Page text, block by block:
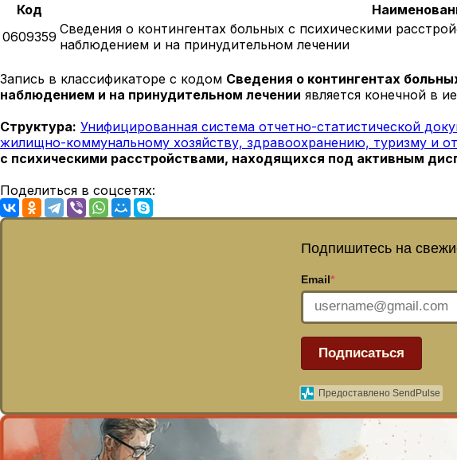
Код
0609359 Сведения о контингентах больных с психическими
наблюдением и на принудительном лечении
Запись в классификаторе с кодом Сведения о контингентах
наблюдением и на принудительном лечении является конечной в
Структура: Унифицированная система отчетно-статистической
жилищно-коммунальному хозяйству, здравоохранению, туризму и
с психическими расстройствами, находящихся под активным
Поделиться в соцсетях:
Подпишитесь на
Email*
Подписаться
Предоставлено SendPulse